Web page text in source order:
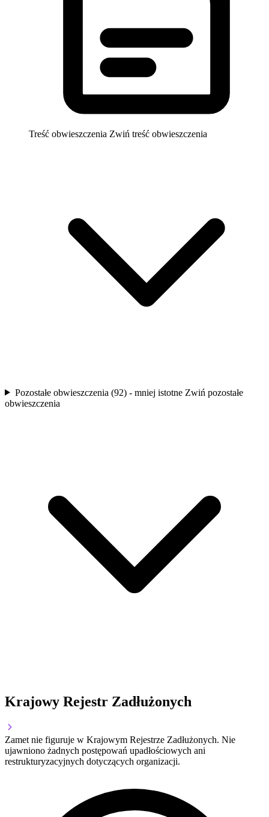
Treść obwieszczenia Zwiń treść obwieszczenia
Pozostałe obwieszczenia (92) - mniej istotne Zwiń pozostałe
obwieszczenia
Krajowy Rejestr Zadłużonych
Zamet nie figuruje w Krajowym Rejestrze Zadłużonych. Nie
ujawniono żadnych postępowań upadłościowych ani
restrukturyzacyjnych dotyczących organizacji.